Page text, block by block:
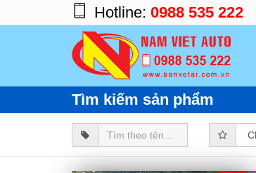
Hotline: 0988 535 222
Tìm kiếm sản phẩm